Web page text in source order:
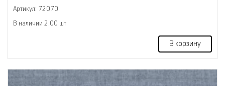
Артикул: 72070
В наличии 2.00 шт
В корзину